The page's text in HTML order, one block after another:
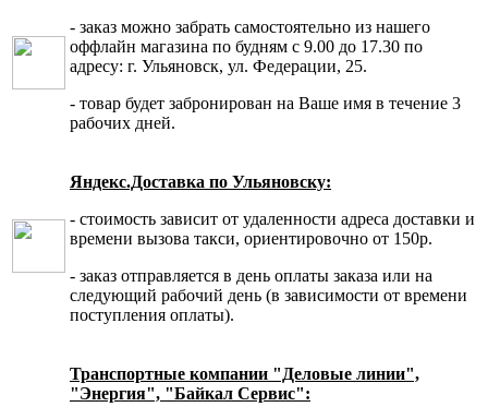
- заказ можно забрать самостоятельно из нашего
оффлайн магазина по будням с 9.00 до 17.30 по
адресу: г. Ульяновск, ул. Федерации, 25.
- товар будет забронирован на Ваше имя в течение 3
рабочих дней.
Яндекс.Доставка по Ульяновску:
- стоимость зависит от удаленности адреса доставки и
времени вызова такси, ориентировочно от 150р.
- заказ отправляется в день оплаты заказа или на
следующий рабочий день (в зависимости от времени
поступления оплаты).
Транспортные компании "Деловые линии",
"Энергия", "Байкал Сервис":